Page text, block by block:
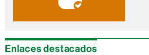
Enlaces destacados